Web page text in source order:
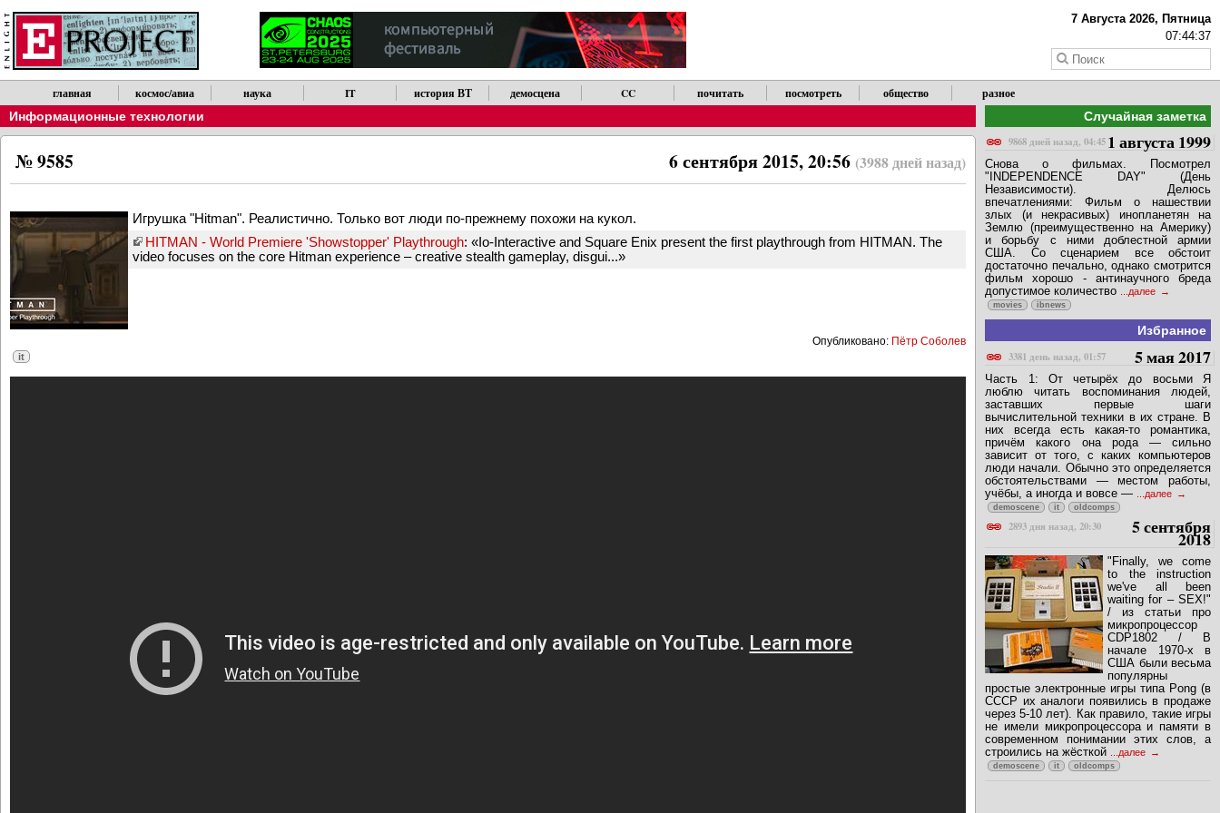
7 Августа 2026, Пятница
07:44:37
главная космос/авиа наука IT история ВТ демосцена CC почитать посмотреть общество разное
Информационные технологии
6 сентября 2015, 20:56 (3988 дней назад)
№ 9585
Игрушка "Hitman". Реалистично. Только вот люди по-прежнему похожи на кукол.
HITMAN - World Premiere 'Showstopper' Playthrough: «Io-Interactive and Square Enix present the first playthrough from HITMAN. The
video focuses on the core Hitman experience – creative stealth gameplay, disgui...»
Опубликовано: Пётр Соболев
it
Случайная заметка
9868 дней назад, 04:451 августа 1999
Снова о фильмах. Посмотрел
"INDEPENDENCE DAY" (День
Независимости). Делюсь
впечатлениями: Фильм о нашествии
злых (и некрасивых) инопланетян на
Землю (преимущественно на Америку)
и борьбу с ними доблестной армии
США. Со сценарием все обстоит
достаточно печально, однако смотрится
фильм хорошо - антинаучного бреда
допустимое количество ...далее
movies ibnews
Избранное
3381 день назад, 01:57
5 мая 2017
Часть 1: От четырёх до восьми Я
люблю читать воспоминания людей,
заставших первые шаги
вычислительной техники в их стране. В
них всегда есть какая-то романтика,
причём какого она рода — сильно
зависит от того, с каких компьютеров
люди начали. Обычно это определяется
обстоятельствами — местом работы,
учёбы, а иногда и вовсе —
...далее
demoscene it oldcomps
2893 дня назад, 20:30 5 сентября
2018
"Finally, we come
to the instruction
we've all been
waiting for – SEX!"
/ из статьи про
микропроцессор
CDP1802 / В
начале 1970-х в
США были весьма
популярны
простые электронные игры типа Pong (в
СССР их аналоги появились в продаже
через 5-10 лет). Как правило, такие игры
не имели микропроцессора и памяти в
современном понимании этих слов, а
строились на жёсткой
...далее
demoscene it oldcomps